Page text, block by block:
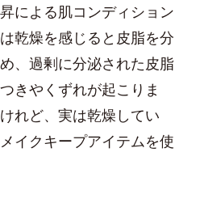
による肌コンディション
乾燥を感じると皮脂を分
、過剰に分泌された皮脂
きやくずれが起こりま
れど、実は乾燥してい
イクキープアイテムを使